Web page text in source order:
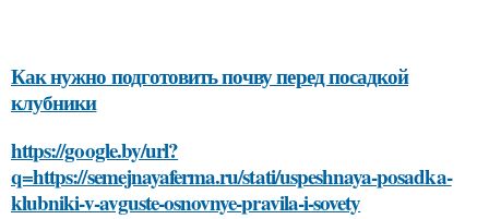
Как нужно подготовить почву перед посадкой
клубники
https://google.by/url?
q=https://semejnayaferma.ru/stati/uspeshnaya-posadka-
klubniki-v-avguste-osnovnye-pravila-i-sovety